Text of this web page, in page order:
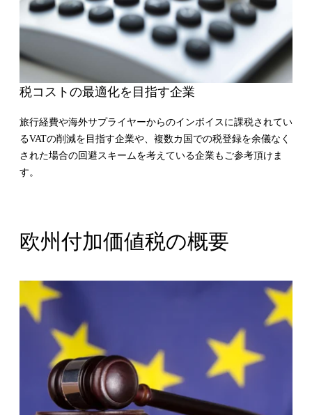
税コストの最適化を目指す企業
旅行経費や海外サプライヤーからのインボイスに課税されてい
るVATの削減を目指す企業や、複数カ国での税登録を余儀なく
された場合の回避スキームを考えている企業もご参考頂けま
す。
欧州付加価値税の概要